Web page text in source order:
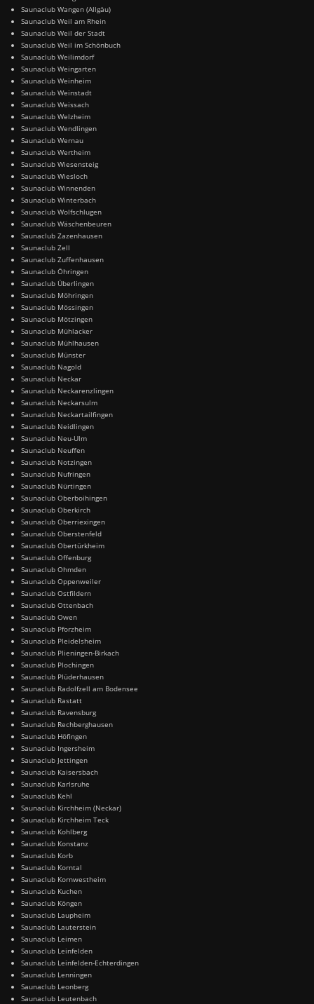
Saunaclub Wangen (Allgäu)
Saunaclub Weil am Rhein
Saunaclub Weil der Stadt
Saunaclub Weil im Schönbuch
Saunaclub Weilimdorf
Saunaclub Weingarten
Saunaclub Weinheim
Saunaclub Weinstadt
Saunaclub Weissach
Saunaclub Welzheim
Saunaclub Wendlingen
Saunaclub Wernau
Saunaclub Wertheim
Saunaclub Wiesensteig
Saunaclub Wiesloch
Saunaclub Winnenden
Saunaclub Winterbach
Saunaclub Wolfschlugen
Saunaclub Wäschenbeuren
Saunaclub Zazenhausen
Saunaclub Zell
Saunaclub Zuffenhausen
Saunaclub Öhringen
Saunaclub Überlingen
Saunaclub Möhringen
Saunaclub Mössingen
Saunaclub Mötzingen
Saunaclub Mühlacker
Saunaclub Mühlhausen
Saunaclub Münster
Saunaclub Nagold
Saunaclub Neckar
Saunaclub Neckarenzlingen
Saunaclub Neckarsulm
Saunaclub Neckartailfingen
Saunaclub Neidlingen
Saunaclub Neu-Ulm
Saunaclub Neuffen
Saunaclub Notzingen
Saunaclub Nufringen
Saunaclub Nürtingen
Saunaclub Oberboihingen
Saunaclub Oberkirch
Saunaclub Oberriexingen
Saunaclub Oberstenfeld
Saunaclub Obertürkheim
Saunaclub Offenburg
Saunaclub Ohmden
Saunaclub Oppenweiler
Saunaclub Ostfildern
Saunaclub Ottenbach
Saunaclub Owen
Saunaclub Pforzheim
Saunaclub Pleidelsheim
Saunaclub Plieningen-Birkach
Saunaclub Plochingen
Saunaclub Plüderhausen
Saunaclub Radolfzell am Bodensee
Saunaclub Rastatt
Saunaclub Ravensburg
Saunaclub Rechberghausen
Saunaclub Höfingen
Saunaclub Ingersheim
Saunaclub Jettingen
Saunaclub Kaisersbach
Saunaclub Karlsruhe
Saunaclub Kehl
Saunaclub Kirchheim (Neckar)
Saunaclub Kirchheim Teck
Saunaclub Kohlberg
Saunaclub Konstanz
Saunaclub Korb
Saunaclub Korntal
Saunaclub Kornwestheim
Saunaclub Kuchen
Saunaclub Köngen
Saunaclub Laupheim
Saunaclub Lauterstein
Saunaclub Leimen
Saunaclub Leinfelden
Saunaclub Leinfelden-Echterdingen
Saunaclub Lenningen
Saunaclub Leonberg
Saunaclub Leutenbach